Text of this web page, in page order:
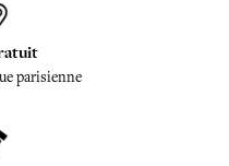
parisienne